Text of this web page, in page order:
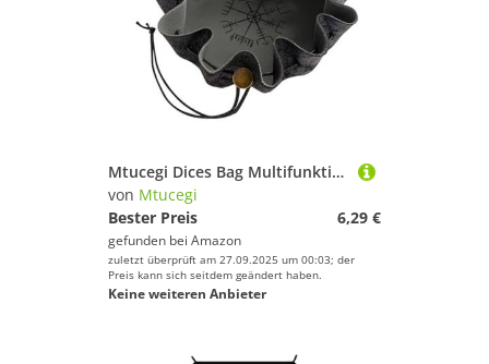
Mtucegi Dices Bag Multifunktional Draw String Storage Case Tably Praktischer Multifunktionales Kordelkrace Tablett Praktisch
von Mtucegi
Bester Preis
6,29 €
gefunden bei Amazon
zuletzt überprüft am 27.09.2025 um 00:03; der
Preis kann sich seitdem geändert haben.
Keine weiteren Anbieter